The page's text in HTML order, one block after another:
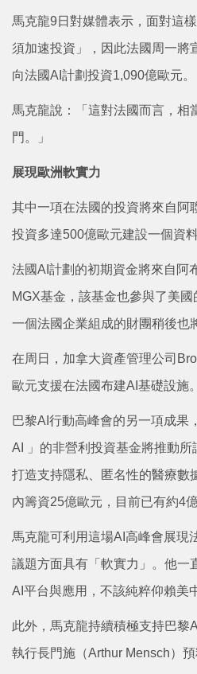
馬克龍9日對媒體表示，面對這
須加速投資」，因此法國周一將
向法國AI計劃投資1,090億歐元。
馬克龍說：「這對法國而言，相
門。」
展現歐洲軟實力
其中一項在法國的投資將來自阿
投資多達500億歐元建設一個資
法國AI計劃的初期資金將來自阿
MGX基金，該基金也參與了美國
一個法國企業組成的財團稍後也
在周日，加拿大資產管理公司
歐元支援在法國布建AI基礎設施。
巴黎AI行動高峰會的另一項成果
AI 」的非營利投資基金將推動
打造支持隱私、匿名性的醫療數
內籌資25億歐元，目前已有約4
馬克龍可利用這場AI高峰會展現
議題方面具有「軟實力」。他一
AI平台與應用，不該純粹仰賴美
此外，馬克龍持續積極支持巴黎
執行長門施（Arthur Mensch）